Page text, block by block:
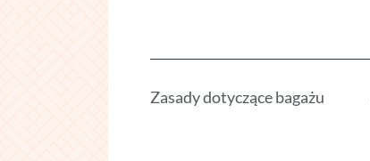
Zasady dotyczące bagażu